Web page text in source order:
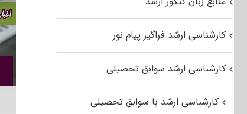
کارشناسی ارشد فراگیر پیام نور
کارشناسی ارشد سوابق تحصیلی
کارشناسی ارشد با سوابق تحصیلی